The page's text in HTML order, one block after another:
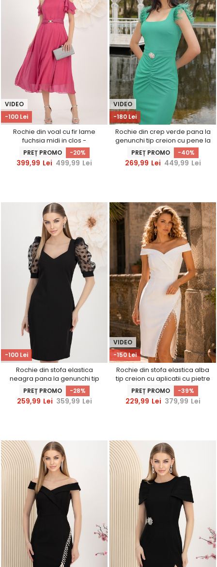
-100 Lei
VIDEO
Rochie din voal cu fir lame
fuchsia midi in clos -
StarShinerS
PREȚ PROMO -20%
399,99 Lei 499,99 Lei
-180 Lei
VIDEO
Rochie din crep verde pana la
genunchi tip creion cu pene la
umeri - StarShinerS
PREȚ PROMO -40%
269,99 Lei 449,99 Lei
-100 Lei
Rochie din stofa elastica
neagra pana la genunchi tip
creion cu maneci bufante -
StarShinerS
PREȚ PROMO -28%
259,99 Lei 359,99 Lei
-150 Lei
VIDEO
Rochie din stofa elastica alba
tip creion cu aplicatii cu pietre
strass - StarShinerS
PREȚ PROMO -39%
229,99 Lei 379,99 Lei